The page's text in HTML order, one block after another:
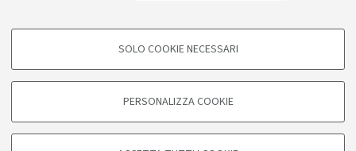
COOKIE DI PROFILAZIONE - FACOLTATIVI
degli utenti, creare profili in base al loro comportamento sul sito, per analisi
di marketing.
SOLO COOKIE NECESSARI
PERSONALIZZA COOKIE
Bologna - Via Zamboni, 33 - 40126 Bologna - PI: 01131710376 -
CF: 80007010376